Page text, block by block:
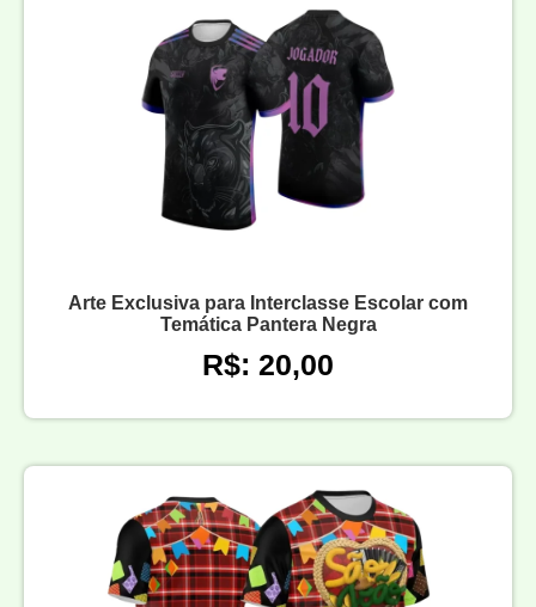
Arte Exclusiva para Interclasse Escolar com
Temática Pantera Negra
R$: 20,00